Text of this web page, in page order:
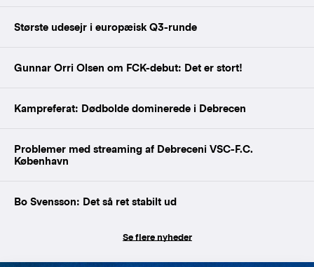
Største udesejr i europæisk Q3-runde
Gunnar Orri Olsen om FCK-debut: Det er stort!
Kampreferat: Dødbolde dominerede i Debrecen
Problemer med streaming af Debreceni VSC-F.C.
København
Bo Svensson: Det så ret stabilt ud
Se flere nyheder